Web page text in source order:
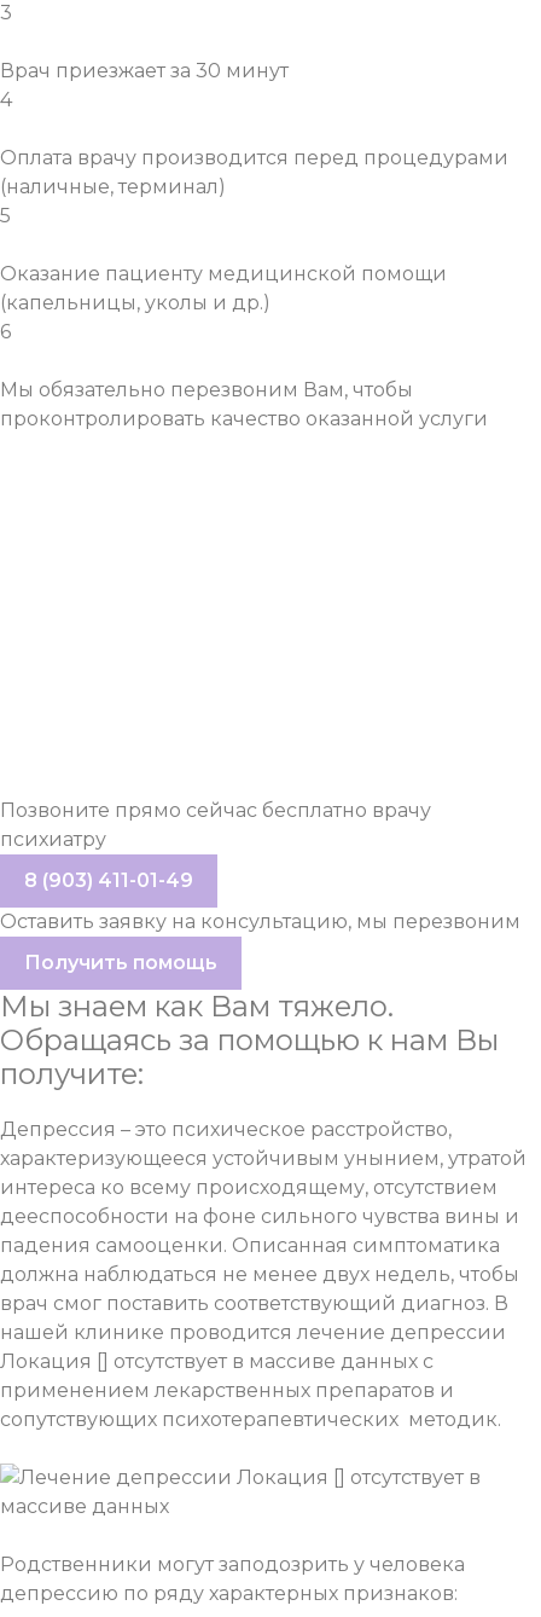
3
Врач приезжает за 30 минут
4
Оплата врачу производится перед процедурами
(наличные, терминал)
5
Оказание пациенту медицинской помощи
(капельницы, уколы и др.)
6
Мы обязательно перезвоним Вам, чтобы
проконтролировать качество оказанной услуги
Позвоните прямо сейчас бесплатно врачу
психиатру
8 (903) 411-01-49
Оставить заявку на консультацию, мы перезвоним
Получить помощь
Мы знаем как Вам тяжело.
Обращаясь за помощью к нам Вы
получите:
Депрессия – это психическое расстройство,
характеризующееся устойчивым унынием, утратой
интереса ко всему происходящему, отсутствием
дееспособности на фоне сильного чувства вины и
падения самооценки. Описанная симптоматика
должна наблюдаться не менее двух недель, чтобы
врач смог поставить соответствующий диагноз. В
нашей клинике проводится лечение депрессии
Локация [] отсутствует в массиве данных с
применением лекарственных препаратов и
сопутствующих психотерапевтических методик.
Родственники могут заподозрить у человека
депрессию по ряду характерных признаков: